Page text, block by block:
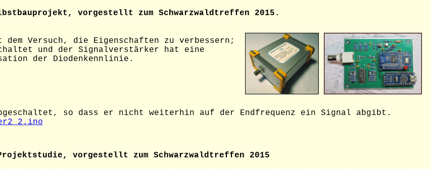
vorgestellt zum Schwarzwaldtreffen 2015.
Versuch, die Eigenschaften zu verbessern;
und der Signalverstärker hat eine
der Diodenkennlinie.
abgeschaltet, so dass er nicht weiterhin auf der Endfrequenz ein Signal abgibt.
vorgestellt zum Schwarzwaldtreffen 2015